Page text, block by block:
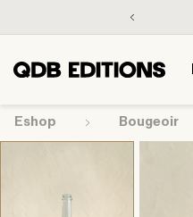
Eshop bougeoir